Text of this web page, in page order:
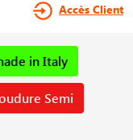
Accès Client
in Italy
Semi